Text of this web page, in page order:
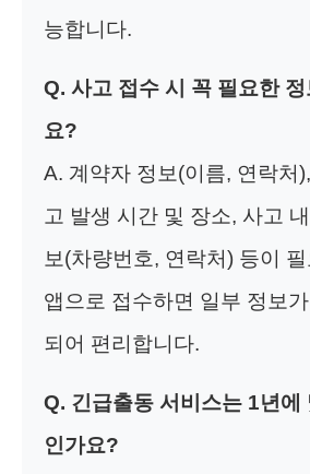
능합니다.
Q. 사고 접수 시 꼭 필요한
요?
A. 계약자 정보(이름, 연락처
고 발생 시간 및 장소, 사고
보(차량번호, 연락처) 등이
앱으로 접수하면 일부 정보
되어 편리합니다.
Q. 긴급출동 서비스는 1년에
인가요?